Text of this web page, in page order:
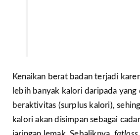
Kenaikan berat badan terjadi
lebih banyak kalori daripada
beraktivitas (surplus kalori),
kalori akan disimpan sebagai